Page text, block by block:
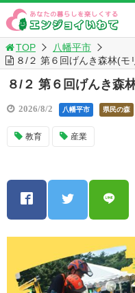
TOP
八幡平市
８/２ 第６回げんき森林(
８/２ 第６回げんき森
2026/8/2 八幡平市 県民の森
教育 産業